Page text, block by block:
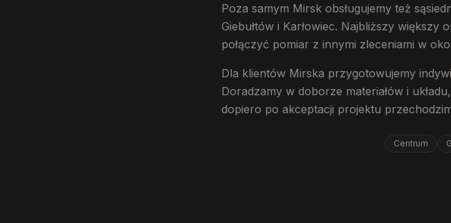
Poza samym Mirsk obsługujemy też
Giebułtów i Karłowiec. Najbliższy większy
połączyć pomiar z innymi zleceniami w
Dla klientów Mirska przygotowujemy
Doradzamy w doborze materiałów i
dopiero po akceptacji projektu
Centrum